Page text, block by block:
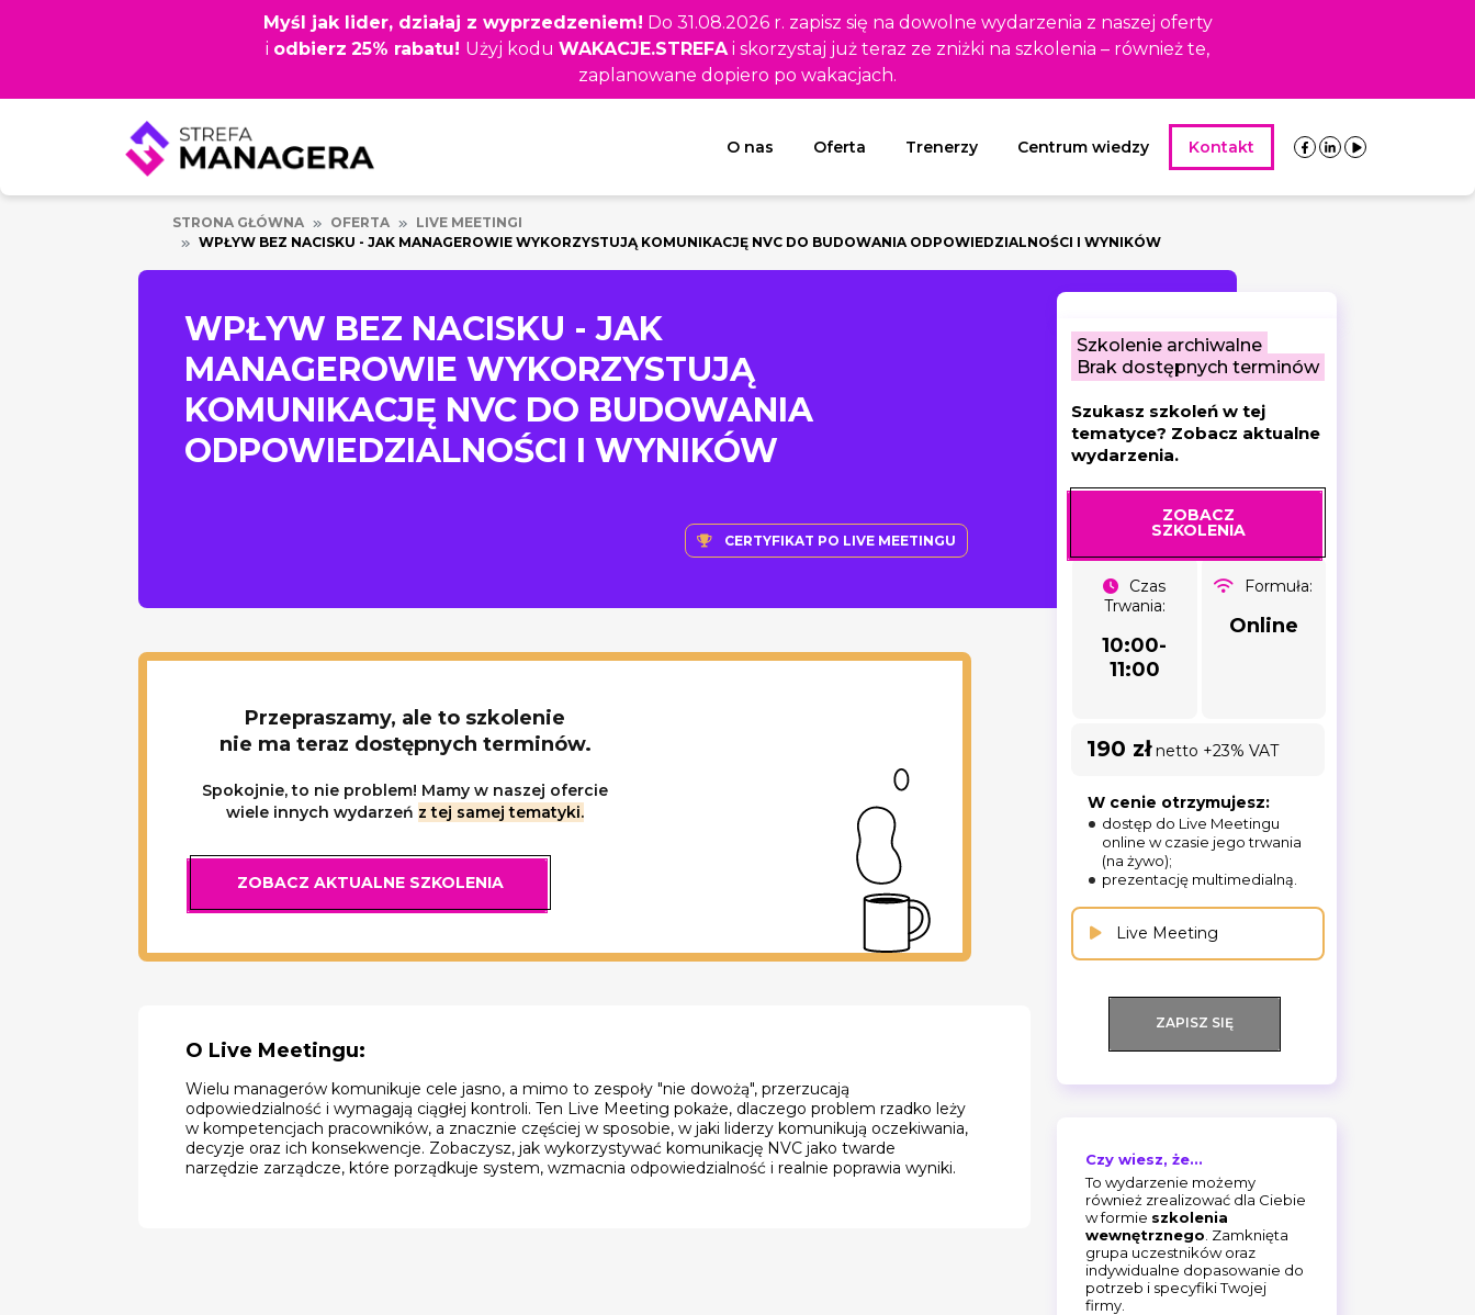
Myśl jak lider, działaj z wyprzedzeniem! Do 31.08.2026 r. zapisz się na dowolne wydarzenia z naszej oferty
i odbierz 25% rabatu! Użyj kodu WAKACJE.STREFAi skorzystaj już teraz ze zniżki na szkolenia – również te,
zaplanowane dopiero po wakacjach.
O nas Oferta Trenerzy Centrum wiedzy Kontakt
STRONA GŁÓWNA OFERTA
LIVE MEETINGI
WPŁYW BEZ NACISKU - JAK MANAGEROWIE WYKORZYSTUJĄ KOMUNIKACJĘ NVC DO BUDOWANIA ODPOWIEDZIALNOŚCI I WYNIKÓW
WPŁYW BEZ NACISKU - JAK
MANAGEROWIE WYKORZYSTUJĄ
KOMUNIKACJĘ NVC DO BUDOWANIA
ODPOWIEDZIALNOŚCI I WYNIKÓW
CERTYFIKAT PO LIVE MEETINGU
Szkolenie archiwalne
Brak dostępnych terminów
Szukasz szkoleń w tej
tematyce? Zobacz aktualne
wydarzenia.
ZOBACZ
SZKOLENIA
Czas
Trwania:
10:00-
11:00
Formuła:
Online
190 złnetto +23% VAT
W cenie otrzymujesz:
dostęp do Live Meetingu
online w czasie jego trwania
(na żywo);
prezentację multimedialną.
Live Meeting
ZAPISZ SIĘ
Czy wiesz, że...
To wydarzenie możemy
również zrealizować dla Ciebie
w formie szkolenia
wewnętrznego . Zamknięta
grupa uczestników oraz
indywidualne dopasowanie do
potrzeb i specyfiki Twojej
firmy.
Przepraszamy, ale to szkolenie
nie ma teraz dostępnych terminów.
Spokojnie, to nie problem! Mamy w naszej ofercie
wiele innych wydarzeń z tej samej tematyki.
ZOBACZ AKTUALNE SZKOLENIA
O Live Meetingu:
Wielu managerów komunikuje cele jasno, a mimo to zespoły "nie dowożą", przerzucają
odpowiedzialność i wymagają ciągłej kontroli. Ten Live Meeting pokaże, dlaczego problem rzadko leży
w kompetencjach pracowników, a znacznie częściej w sposobie, w jaki liderzy komunikują oczekiwania,
decyzje oraz ich konsekwencje. Zobaczysz, jak wykorzystywać komunikację NVC jako twarde
narzędzie zarządcze, które porządkuje system, wzmacnia odpowiedzialność i realnie poprawia wyniki.